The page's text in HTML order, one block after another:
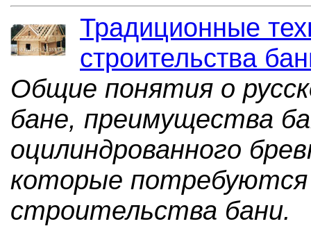
Традиционные
строительства
Общие понятия о
бане, преимущества
оцилиндрованного
которые потребуются
строительства бани.